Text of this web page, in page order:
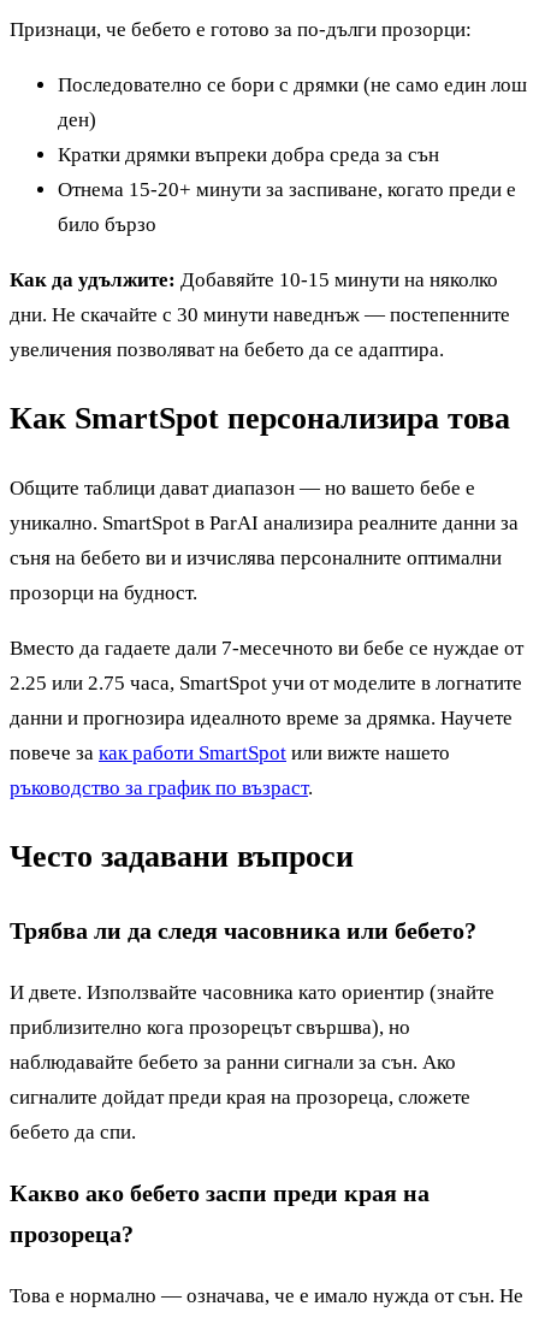
Признаци, че бебето е готово за по-дълги прозорци:
Последователно се бори с дрямки (не само един лош
ден)
Кратки дрямки въпреки добра среда за сън
Отнема 15-20+ минути за заспиване, когато преди е
било бързо
Как да удължите: Добавяйте 10-15 минути на няколко
дни. Не скачайте с 30 минути наведнъж — постепенните
увеличения позволяват на бебето да се адаптира.
Как SmartSpot персонализира това
Общите таблици дават диапазон — но вашето бебе е
уникално. SmartSpot в ParAI анализира реалните данни за
съня на бебето ви и изчислява персоналните оптимални
прозорци на будност.
Вместо да гадаете дали 7-месечното ви бебе се нуждае от
2.25 или 2.75 часа, SmartSpot учи от моделите в логнатите
данни и прогнозира идеалното време за дрямка. Научете
повече за как работи SmartSpot или вижте нашето
ръководство за график по възраст.
Често задавани въпроси
Трябва ли да следя часовника или бебето?
И двете. Използвайте часовника като ориентир (знайте
приблизително кога прозорецът свършва), но
наблюдавайте бебето за ранни сигнали за сън. Ако
сигналите дойдат преди края на прозореца, сложете
бебето да спи.
Какво ако бебето заспи преди края на
прозореца?
Това е нормално — означава, че е имало нужда от сън. Не